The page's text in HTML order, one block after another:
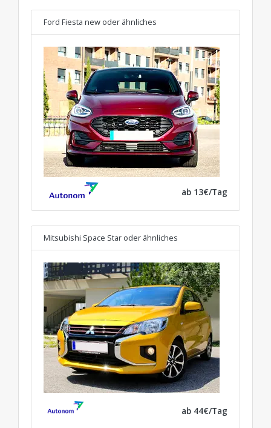
Ford Fiesta new oder ähnliches
ab 13€/Tag
Mitsubishi Space Star oder ähnliches
ab 44€/Tag